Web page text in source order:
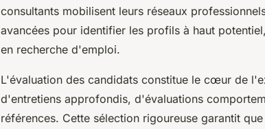
consultants mobilisent leurs réseaux
avancées pour identifier les profils à haut
en recherche d'emploi.
L'évaluation des candidats constitue le cœur de
d'entretiens approfondis, d'évaluations
références. Cette sélection rigoureuse garantit